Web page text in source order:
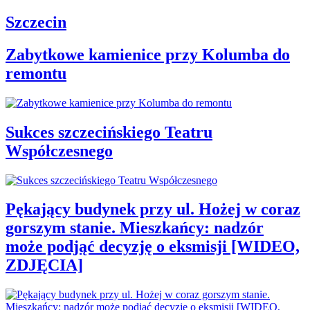
Szczecin
Zabytkowe kamienice przy Kolumba do
remontu
Sukces szczecińskiego Teatru
Współczesnego
Pękający budynek przy ul. Hożej w coraz
gorszym stanie. Mieszkańcy: nadzór
może podjąć decyzję o eksmisji [WIDEO,
ZDJĘCIA]